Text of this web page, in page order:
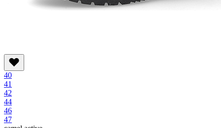
40
41
42
44
46
47